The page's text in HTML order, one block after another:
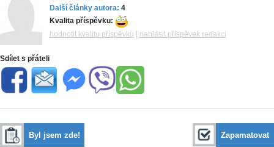
Další články autora: 4
Kvalita příspěvku:
hodnotit kvalitu příspěvku
nahlásit příspěvek redakci
Sdílet s přáteli
Byl jsem zde! Zapamatovat